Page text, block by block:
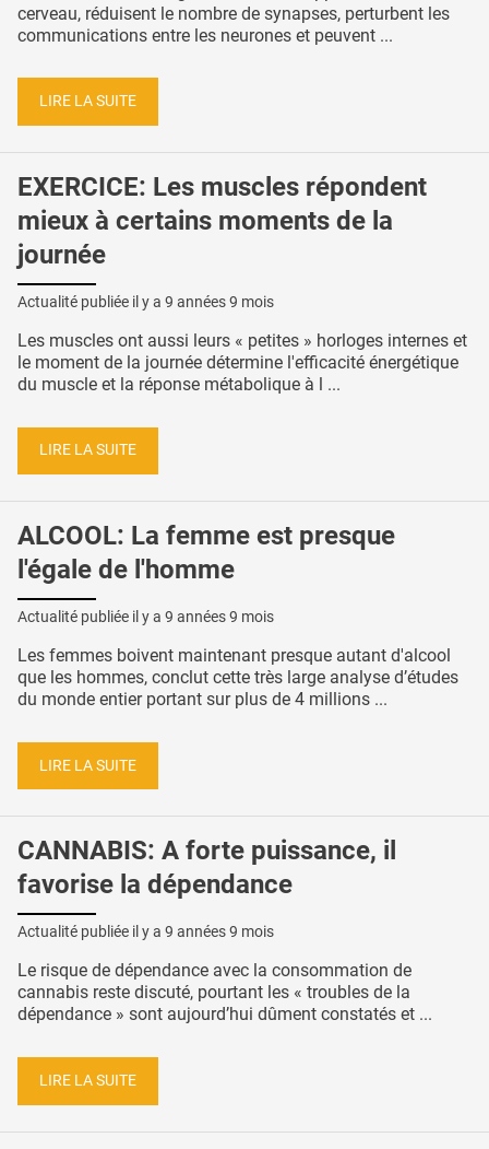
cerveau, réduisent le nombre de synapses, perturbent les
communications entre les neurones et peuvent ...
LIRE LA SUITE
EXERCICE: Les muscles répondent
mieux à certains moments de la
journée
Actualité publiée il y a 9 années 9 mois
Les muscles ont aussi leurs « petites » horloges internes et
le moment de la journée détermine l'efficacité énergétique
du muscle et la réponse métabolique à l ...
LIRE LA SUITE
ALCOOL: La femme est presque
l'égale de l'homme
Actualité publiée il y a 9 années 9 mois
Les femmes boivent maintenant presque autant d'alcool
que les hommes, conclut cette très large analyse d’études
du monde entier portant sur plus de 4 millions ...
LIRE LA SUITE
CANNABIS: A forte puissance, il
favorise la dépendance
Actualité publiée il y a 9 années 9 mois
Le risque de dépendance avec la consommation de
cannabis reste discuté, pourtant les « troubles de la
dépendance » sont aujourd’hui dûment constatés et ...
LIRE LA SUITE